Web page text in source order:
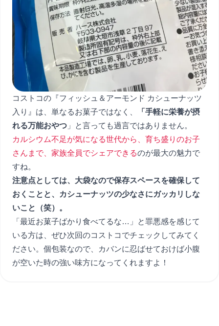
コストコの『フィッシュ＆アーモンド カシューナッツ
入り』は、単なるお菓子ではなく、
「手軽に栄養が摂
れる万能おやつ 」と言っても過言ではありません。
カルシウム不足が気になる世代から、育ち盛りのお子
さんまで、家族全員でシェアできるのが最大の魅力で
すね。
注意点としては、大袋なので保存スペースを確保して
おくことと、カシューナッツの少なさにガッカリしな
いこと（笑）。
「最近お菓子ばかり食べてるな…」と罪悪感を感じて
いる方は、ぜひ次回のコストコでチェックしてみてく
ださい。個包装なので、カバンに忍ばせておけば小腹
が空いた時の強い味方になってくれますよ！